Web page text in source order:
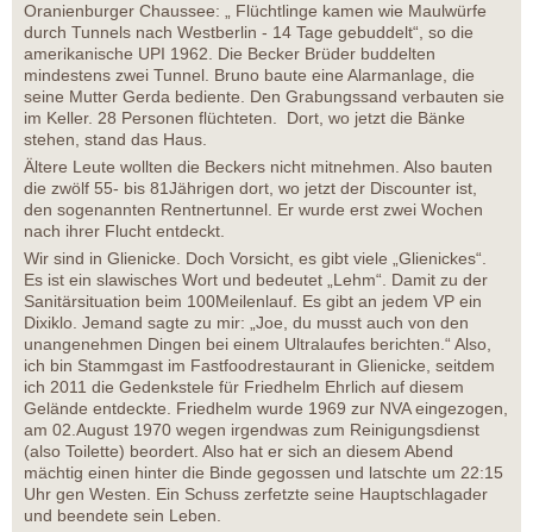
Oranienburger Chaussee: „ Flüchtlinge kamen wie Maulwürfe
durch Tunnels nach Westberlin - 14 Tage gebuddelt“, so die
amerikanische UPI 1962. Die Becker Brüder buddelten
mindestens zwei Tunnel. Bruno baute eine Alarmanlage, die
seine Mutter Gerda bediente. Den Grabungssand verbauten sie
im Keller. 28 Personen flüchteten. Dort, wo jetzt die Bänke
stehen, stand das Haus.
Ältere Leute wollten die Beckers nicht mitnehmen. Also bauten
die zwölf 55- bis 81Jährigen dort, wo jetzt der Discounter ist,
den sogenannten Rentnertunnel. Er wurde erst zwei Wochen
nach ihrer Flucht entdeckt.
Wir sind in Glienicke. Doch Vorsicht, es gibt viele „Glienickes“.
Es ist ein slawisches Wort und bedeutet „Lehm“. Damit zu der
Sanitärsituation beim 100Meilenlauf. Es gibt an jedem VP ein
Dixiklo. Jemand sagte zu mir: „Joe, du musst auch von den
unangenehmen Dingen bei einem Ultralaufes berichten.“ Also,
ich bin Stammgast im Fastfoodrestaurant in Glienicke, seitdem
ich 2011 die Gedenkstele für Friedhelm Ehrlich auf diesem
Gelände entdeckte. Friedhelm wurde 1969 zur NVA eingezogen,
am 02.August 1970 wegen irgendwas zum Reinigungsdienst
(also Toilette) beordert. Also hat er sich an diesem Abend
mächtig einen hinter die Binde gegossen und latschte um 22:15
Uhr gen Westen. Ein Schuss zerfetzte seine Hauptschlagader
und beendete sein Leben.